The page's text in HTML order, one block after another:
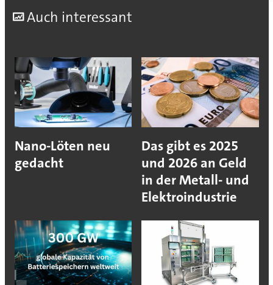
Auch interessant
Nano-Löten neu
gedacht
Das gibt es 2025
und 2026 an Geld
in der Metall- und
Elektroindustrie